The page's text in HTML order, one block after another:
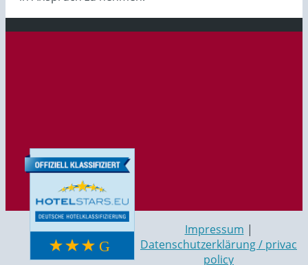
Impressum |
Datenschutzerklärung / privac
policy